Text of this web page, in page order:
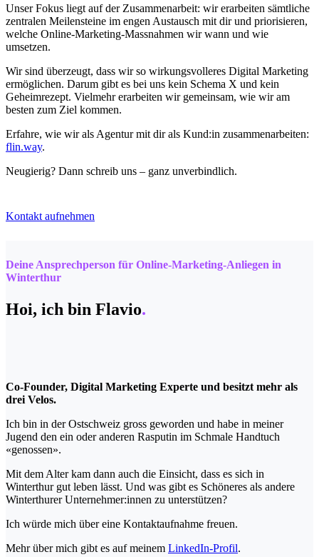
Unser Fokus liegt auf der Zusammenarbeit: wir erarbeiten sämtliche
zentralen Meilensteine im engen Austausch mit dir und priorisieren,
welche Online-Marketing-Massnahmen wir wann und wie
umsetzen.
Wir sind überzeugt, dass wir so wirkungsvolleres Digital Marketing
ermöglichen. Darum gibt es bei uns kein Schema X und kein
Geheimrezept. Vielmehr erarbeiten wir gemeinsam, wie wir am
besten zum Ziel kommen.
Erfahre, wie wir als Agentur mit dir als Kund:in zusammenarbeiten:
flin.way.
Neugierig? Dann schreib uns – ganz unverbindlich.
Kontakt aufnehmen
Deine Ansprechperson für Online-Marketing-Anliegen in
Winterthur
Hoi, ich bin Flavio.
Co-Founder, Digital Marketing Expert​e und besitzt mehr als
drei Velos.
Ich bin in der Ostschweiz gross geworden und habe in meiner
Jugend den ein oder anderen Rasputin im Schmale Handtuch
«genossen».
Mit dem Alter kam dann auch die Einsicht, dass es sich in
Winterthur gut leben lässt. Und was gibt es Schöneres als andere
Winterthurer Unternehmer:innen zu unterstützen?
Ich würde mich über eine Kontaktaufnahme freuen.
Mehr über mich gibt es auf meinem LinkedIn-Profil.